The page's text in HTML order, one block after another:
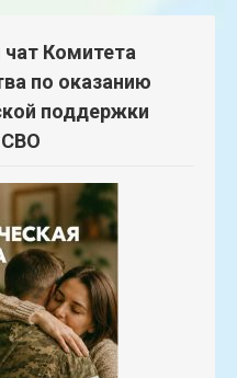
Комитета
по оказанию
поддержки
СВО